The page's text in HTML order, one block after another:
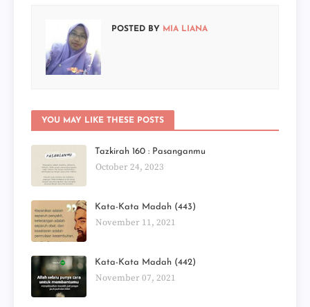
POSTED BY MIA LIANA
YOU MAY LIKE THESE POSTS
Tazkirah 160 : Pasanganmu
October 24, 2023
Kata-Kata Madah (443)
November 11, 2021
Kata-Kata Madah (442)
November 07, 2021